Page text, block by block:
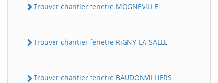
Trouver chantier fenetre MOGNEViLLE
Trouver chantier fenetre RiGNY-LA-SALLE
Trouver chantier fenetre BAUDONViLLiERS